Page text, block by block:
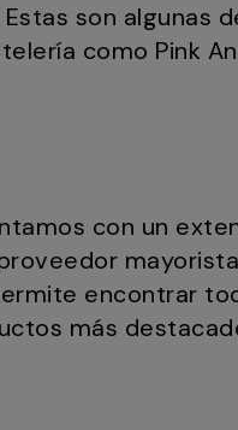
son algunas
como Pink
con un
encontrar
más